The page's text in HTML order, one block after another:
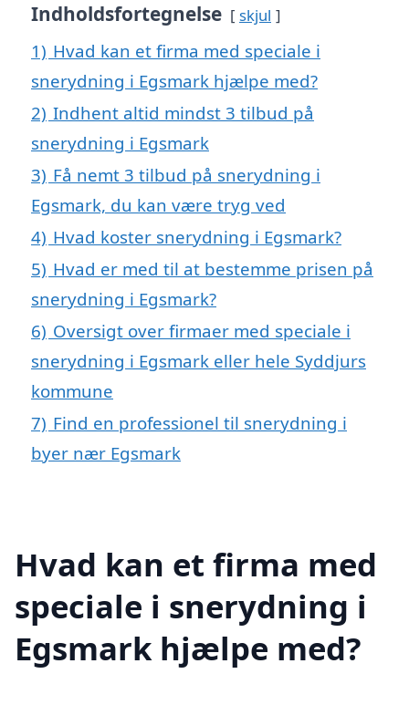
Indholdsfortegnelse skjul
1) Hvad kan et firma med speciale i
snerydning i Egsmark hjælpe med?
2) Indhent altid mindst 3 tilbud på
snerydning i Egsmark
3) Få nemt 3 tilbud på snerydning i
Egsmark, du kan være tryg ved
4) Hvad koster snerydning i Egsmark?
5) Hvad er med til at bestemme prisen på
snerydning i Egsmark?
6) Oversigt over firmaer med speciale i
snerydning i Egsmark eller hele Syddjurs
kommune
7) Find en professionel til snerydning i
byer nær Egsmark
Hvad kan et firma med
speciale i snerydning i
Egsmark hjælpe med?